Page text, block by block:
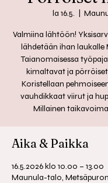
la 16.5.
Valmiina lähtöön!
lähdetään ihan
Taianomaisessa
kimaltavat ja
Koristellaan
vauhdikkaat viirut ja
Millainen
Aika & Paikka
16.5.2026 klo 10.00 – 13.00
Maunula-talo,